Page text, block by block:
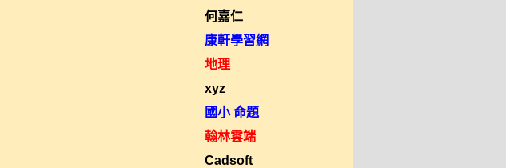
何嘉仁
康軒學習網
地理
xyz
國小 命題
翰林雲端
Cadsoft